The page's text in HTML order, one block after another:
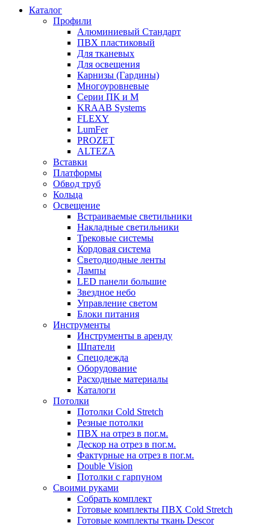
Каталог
Профили
Алюминиевый Стандарт
ПВХ пластиковый
Для тканевых
Для освещения
Карнизы (Гардины)
Многоуровневые
Серии ПК и М
KRAAB Systems
FLEXY
LumFer
PROZET
ALTEZA
Вставки
Платформы
Обвод труб
Кольца
Освещение
Встраиваемые светильники
Накладные светильники
Трековые системы
Кордовая система
Светодиодные ленты
Лампы
LED панели большие
Звездное небо
Управление светом
Блоки питания
Инструменты
Инструменты в аренду
Шпатели
Спецодежда
Оборудование
Расходные материалы
Каталоги
Потолки
Потолки Cold Stretch
Резные потолки
ПВХ на отрез в пог.м.
Дескор на отрез в пог.м.
Фактурные на отрез в пог.м.
Double Vision
Потолки с гарпуном
Своими руками
Собрать комплект
Готовые комплекты ПВХ Cold Stretch
Готовые комплекты ткань Descor